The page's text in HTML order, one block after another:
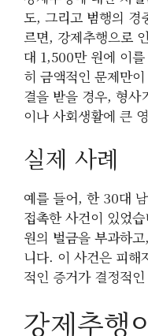
도, 그리고 범행의 경
르면, 강제추행으로
대 1,500만 원에 이
히 금액적인 문제만
결을 받을 경우, 형사
이나 사회생활에 큰
실제 사례
예를 들어, 한 30대
접촉한 사건이 있었
원의 벌금을 부과하
니다. 이 사건은 피
적인 증거가 결정적
강제추행